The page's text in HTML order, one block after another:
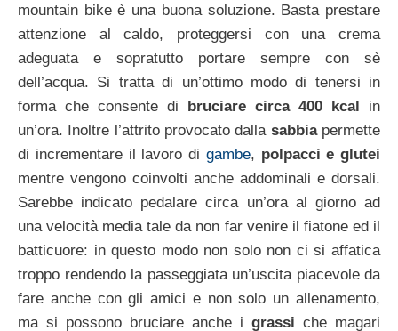
mountain bike è una buona soluzione. Basta prestare
attenzione al caldo, proteggersi con una crema
adeguata e sopratutto portare sempre con sè
dell’acqua. Si tratta di un’ottimo modo di tenersi in
forma che consente di bruciare circa 400 kcal in
un’ora. Inoltre l’attrito provocato dalla sabbiapermette
di incrementare il lavoro di gambe, polpacci e glutei
mentre vengono coinvolti anche addominali e dorsali.
Sarebbe indicato pedalare circa un’ora al giorno ad
una velocità media tale da non far venire il fiatone ed il
batticuore: in questo modo non solo non ci si affatica
troppo rendendo la passeggiata un’uscita piacevole da
fare anche con gli amici e non solo un allenamento,
ma si possono bruciare anche i grassi che magari